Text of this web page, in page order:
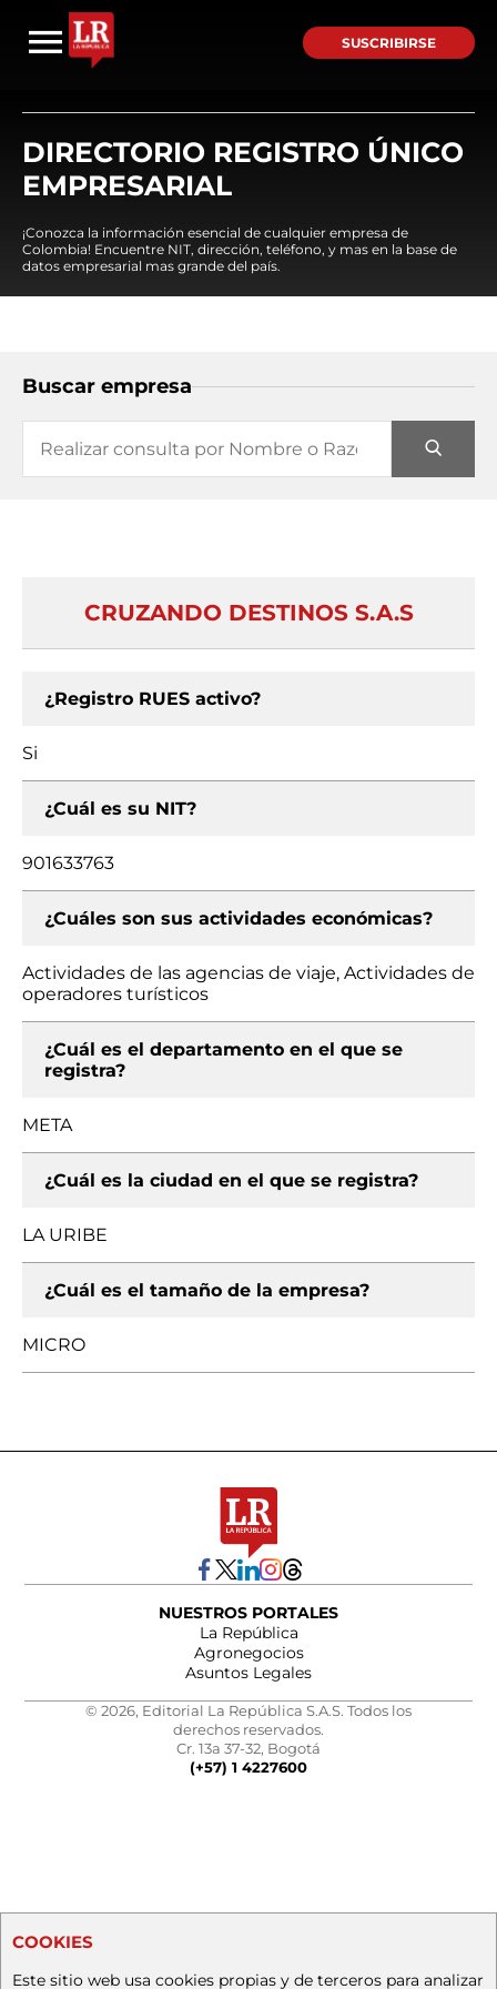
SUSCRIBIRSE
DIRECTORIO REGISTRO ÚNICO
EMPRESARIAL
¡Conozca la información esencial de cualquier empresa de
Colombia! Encuentre NIT, dirección, teléfono, y mas en la base de
datos empresarial mas grande del país.
Buscar empresa
CRUZANDO DESTINOS S.A.S
¿Registro RUES activo?
Si
¿Cuál es su NIT?
901633763
¿Cuáles son sus actividades económicas?
Actividades de las agencias de viaje, Actividades de
operadores turísticos
¿Cuál es el departamento en el que se
registra?
META
¿Cuál es la ciudad en el que se registra?
LA URIBE
¿Cuál es el tamaño de la empresa?
MICRO
NUESTROS PORTALES
La República
Agronegocios
Asuntos Legales
© 2026, Editorial La República S.A.S. Todos los
derechos reservados.
Cr. 13a 37-32, Bogotá
(+57) 1 4227600
COOKIES
Este sitio web usa cookies propias y de terceros para analizar